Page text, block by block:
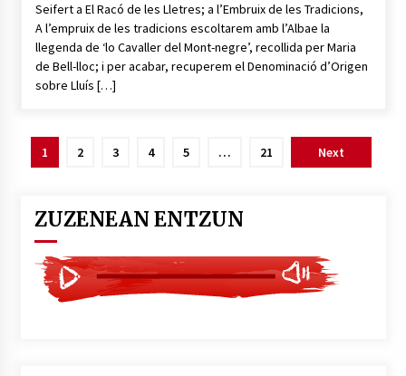
Seifert a El Racó de les Lletres; a l’Embruix de les Tradicions,
A l’empruix de les tradicions escoltarem amb l’Albae la
llegenda de ‘lo Cavaller del Mont-negre’, recollida per Maria
de Bell-lloc; i per acabar, recuperem el Denominació d’Origen
sobre Lluís […]
Posts
1 2 3 4 5 … 21 Next
ZUZENEAN ENTZUN